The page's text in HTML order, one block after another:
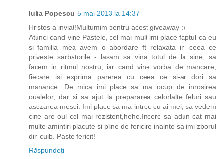
Iulia Popescu 5 mai 2013 la 14:37
Hristos a inviat!Multumim pentru acest giveaway :)
Atunci cand vine Pastele, cel mai mult imi place faptul ca eu
si familia mea avem o abordare ft relaxata in ceea ce
priveste sarbatorile - lasam sa vina totul de la sine, sa
facem in ritmul nostru, iar cand vine vorba de mancare,
fiecare isi exprima parerea cu ceea ce si-ar dori sa
manance. De mica imi place sa ma ocup de inrosirea
oualelor, dar si sa ajut la prepararea celorlalte feluri sau
asezarea mesei. Imi place sa ma intrec cu ai mei, sa vedem
cine are oul cel mai rezistent,hehe.Incerc sa adun cat mai
multe amintiri placute si pline de fericire inainte sa imi zborul
din cuib. Paste fericit!
Răspundeți